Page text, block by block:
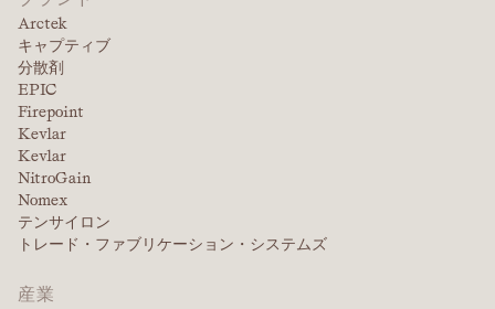
Arctek
キャプティブ
分散剤
EPIC
Firepoint
Kevlar
Kevlar
NitroGain
Nomex
テンサイロン
トレード・ファブリケーション・システムズ
産業